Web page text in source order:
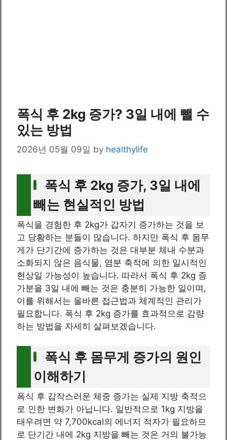
폭식 후 2kg 증가? 3일 내에 뺄 수
있는 방법
2026년 05월 09일 by healthylife
폭식 후 2kg 증가, 3일 내에
빼는 현실적인 방법
폭식을 경험한 후 2kg가 갑자기 증가하는 것을 보
고 당황하는 분들이 많습니다. 하지만 폭식 후 몸무
게가 단기간에 증가하는 것은 대부분 체내 수분과
소화되지 않은 음식물, 염분 축적에 의한 일시적인
현상일 가능성이 높습니다. 따라서 폭식 후 2kg 증
가분을 3일 내에 빼는 것은 충분히 가능한 일이며,
이를 위해서는 올바른 접근법과 체계적인 관리가
필요합니다. 폭식 후 2kg 증가를 효과적으로 감량
하는 방법을 자세히 살펴보겠습니다.
폭식 후 몸무게 증가의 원인
이해하기
폭식 후 갑작스러운 체중 증가는 실제 지방 축적으
로 인한 변화가 아닙니다. 일반적으로 1kg 지방을
태우려면 약 7,700kcal의 에너지 적자가 필요하므
로 단기간 내에 2kg 지방을 빼는 것은 거의 불가능